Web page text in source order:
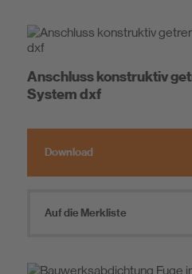
Anschluss konstruktiv
System dxf
Download
Auf die Merkliste